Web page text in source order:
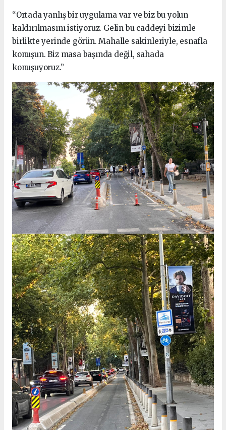
“Ortada yanlış bir uygulama var ve biz bu yolun
kaldırılmasını istiyoruz. Gelin bu caddeyi bizimle
birlikte yerinde görün. Mahalle sakinleriyle, esnafla
konuşun. Biz masa başında değil, sahada
konuşuyoruz.”